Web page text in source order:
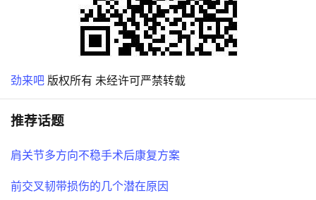
劲来吧 版权所有 未经许可严禁转载
推荐话题
肩关节多方向不稳手术后康复方案
前交叉韧带损伤的几个潜在原因